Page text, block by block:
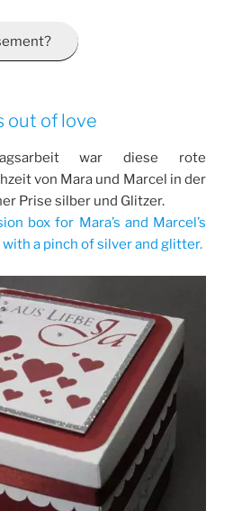
out of love
war diese rote
von Mara und Marcel in der
Prise silber und Glitzer.
box for Mara’s and Marcel’s
with a pinch of silver and glitter.